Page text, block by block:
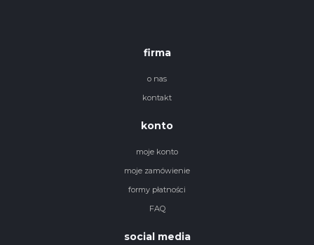
firma
o nas
kontakt
konto
moje konto
moje zamówienie
formy płatności
FAQ
social media